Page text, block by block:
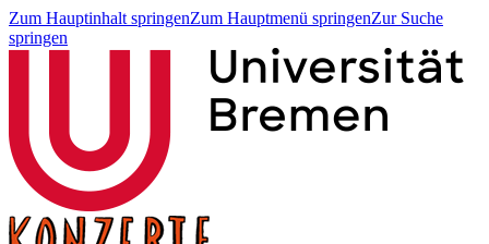
Zum Hauptinhalt springenZum Hauptmenü springenZur Suche
springen